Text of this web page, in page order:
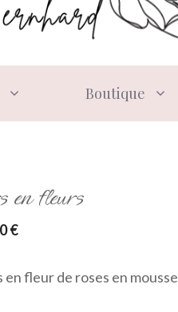
Boutique
en fleurs
€
en fleur de roses en mousse